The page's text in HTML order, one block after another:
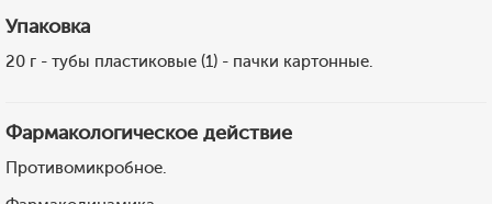
Упаковка
20 г - тубы пластиковые (1) - пачки картонные.
Фармакологическое действие
Противомикробное.